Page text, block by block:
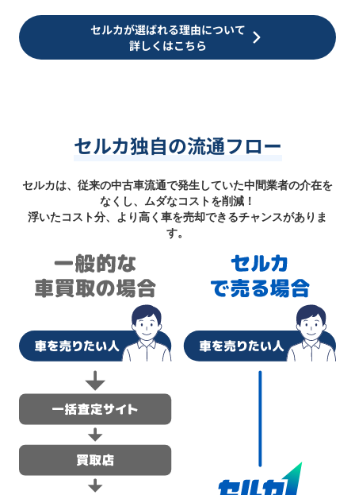
セルカが選ばれる理由について
詳しくはこちら
セルカ独自の流通フロー
セルカは、従来の中古車流通で発生していた中間業者の介在を
なくし、ムダなコストを削減！
浮いたコスト分、より高く車を売却できるチャンスがありま
す。